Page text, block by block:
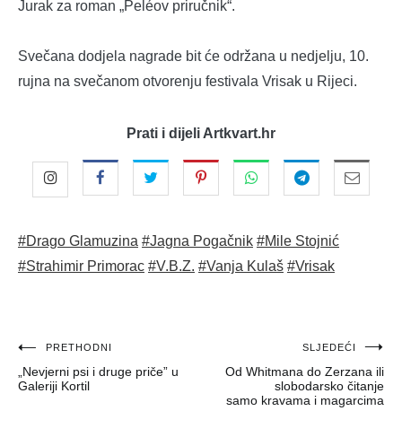
Jurak za roman „Peléov priručnik“.
Svečana dodjela nagrade bit će održana u nedjelju, 10.
rujna na svečanom otvorenju festivala Vrisak u Rijeci.
Prati i dijeli Artkvart.hr
#Drago Glamuzina #Jagna Pogačnik #Mile Stojnić
#Strahimir Primorac #V.B.Z. #Vanja Kulaš #Vrisak
Navigacija
objava
PRETHODNI
„Nevjerni psi i druge priče” u
Galeriji Kortil
SLJEDEĆI
Od Whitmana do Zerzana ili
slobodarsko čitanje
samo kravama i magarcima